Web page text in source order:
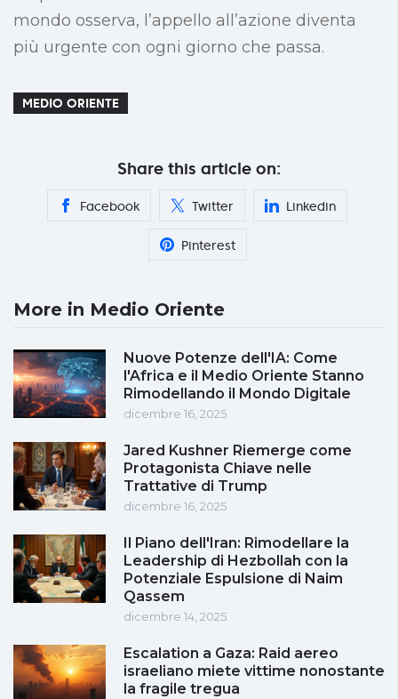
mondo osserva, l’appello all’azione diventa
più urgente con ogni giorno che passa.
MEDIO ORIENTE
Share this article on:
Facebook Twitter Linkedin
Pinterest
More in Medio Oriente
Nuove Potenze dell'IA: Come
l'Africa e il Medio Oriente Stanno
Rimodellando il Mondo Digitale
dicembre 16, 2025
Jared Kushner Riemerge come
Protagonista Chiave nelle
Trattative di Trump
dicembre 16, 2025
Il Piano dell'Iran: Rimodellare la
Leadership di Hezbollah con la
Potenziale Espulsione di Naim
Qassem
dicembre 14, 2025
Escalation a Gaza: Raid aereo
israeliano miete vittime nonostante
la fragile tregua